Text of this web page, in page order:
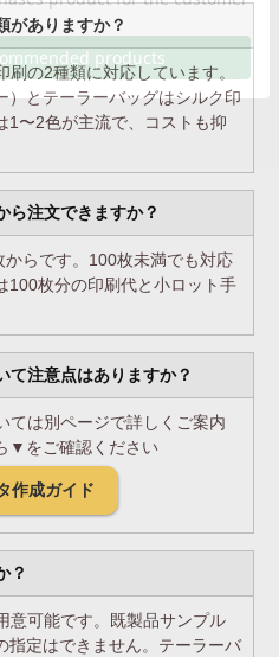
がありますか？
の2種類に対応しています。
）とテーラーバッグはシルク印
1〜2色が主流で、コストも抑
ら注文できますか？
らです。100枚未満でも対応
100枚分の印刷代と小ロット手
て注意点はありますか？
ては別ページで詳しくご案内
▼をご確認ください
作成ガイド
？
意可能です。既製品サンプル
指定はできません。テーラーバ